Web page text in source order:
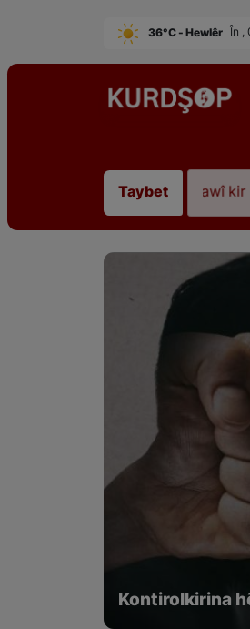
36°C - Hewlêr În ,
Taybet
Sofyanî” koça dawî kir
Kontirolkirina